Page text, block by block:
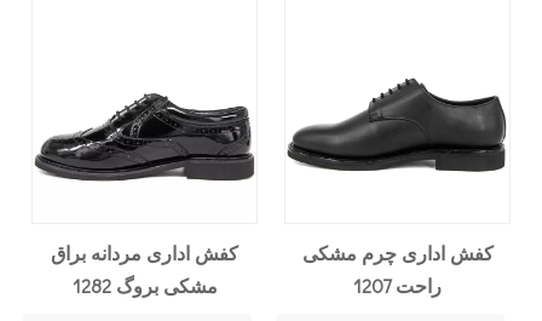
کفش اداری چرم مشکی
راحت 1207
کفش اداری مردانه براق
مشکی بروگ 1282